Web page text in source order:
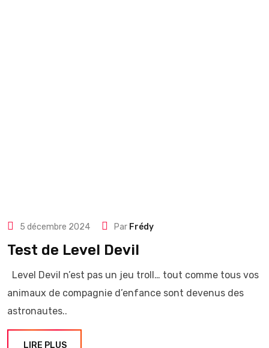
5 décembre 2024 Par Frédy
Test de Level Devil
Level Devil n’est pas un jeu troll… tout comme tous vos
animaux de compagnie d’enfance sont devenus des
astronautes..
LIRE PLUS